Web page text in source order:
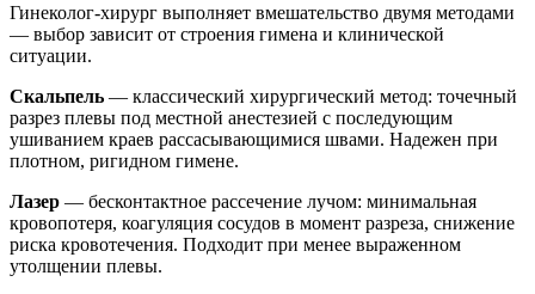
Гинеколог-хирург выполняет вмешательство двумя методами
— выбор зависит от строения гимена и клинической
ситуации.
Скальпель — классический хирургический метод: точечный
разрез плевы под местной анестезией с последующим
ушиванием краев рассасывающимися швами. Надежен при
плотном, ригидном гимене.
Лазер — бесконтактное рассечение лучом: минимальная
кровопотеря, коагуляция сосудов в момент разреза, снижение
риска кровотечения. Подходит при менее выраженном
утолщении плевы.